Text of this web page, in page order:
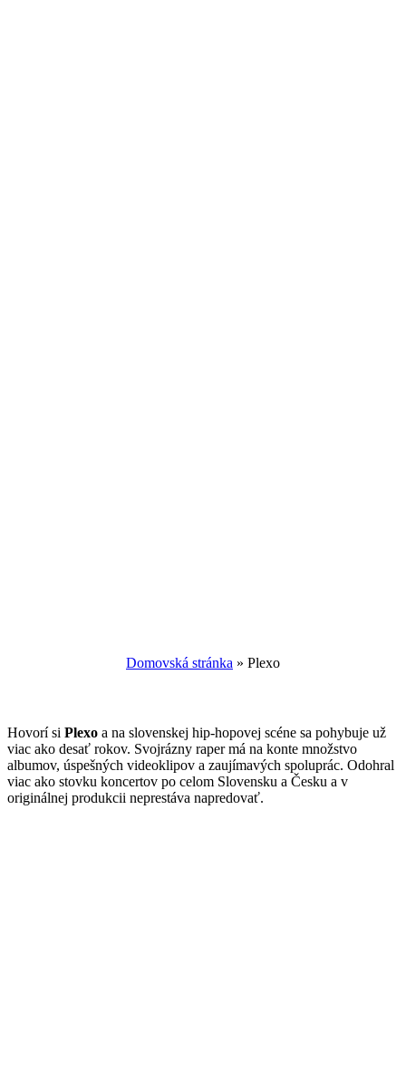
Domovská stránka » Plexo
Hovorí si Plexo a na slovenskej hip-hopovej scéne sa pohybuje už
viac ako desať rokov. Svojrázny raper má na konte množstvo
albumov, úspešných videoklipov a zaujímavých spoluprác. Odohral
viac ako stovku koncertov po celom Slovensku a Česku a v
originálnej produkcii neprestáva napredovať.